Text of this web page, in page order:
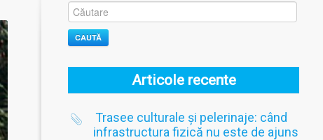
CAUTĂ
Articole recente
Trasee culturale și pelerinaje: când
infrastructura fizică nu este de ajuns